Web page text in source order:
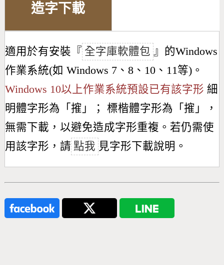
造字下載
適用於有安裝『 全字庫軟體包 』的Windows
作業系統(如 Windows 7、8、10、11等)。
Windows 10以上作業系統預設已有該字形 細
明體字形為「 㩁 」； 標楷體字形為「 㩁 」，
無需下載，以避免造成字形重複。若仍需使
用該字形，請 點我 見字形下載說明。